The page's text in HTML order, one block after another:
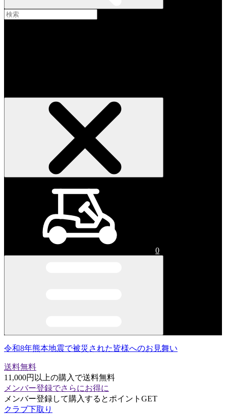
0
令和8年熊本地震で被災された皆様へのお見舞い
送料無料
11,000円以上の購入で送料無料
メンバー登録でさらにお得に
メンバー登録して購入するとポイントGET
クラブ下取り